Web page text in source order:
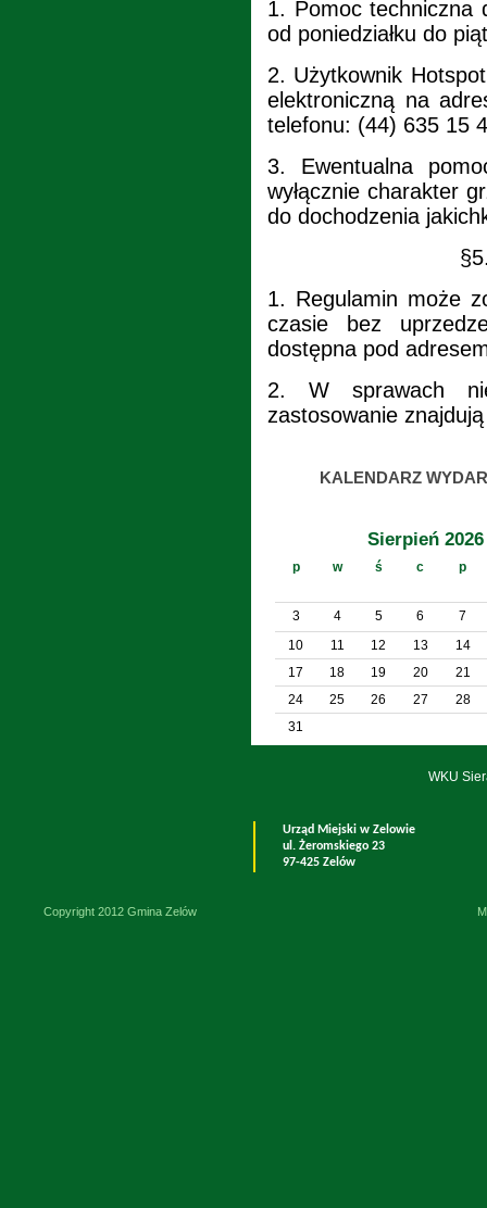
1. Pomoc techniczna
od poniedziałku do
2. Użytkownik
elektroniczną na
telefonu: (44) 635 15
3.
Ewentualna
wyłącznie charakter
do dochodzenia
1. Regulamin może
czasie bez
dostępna pod
2.
W sprawach
zastosowanie
KALENDARZ
Sierpień 2026
p w ś c p
3 4 5 6
7
10
11 12 13
14
17
18 19 20
21
24
25 26 27
28
31
WKU
Urząd Miejski w Zelowie
ul. Żeromskiego 23
97-425 Zelów
Copyright 2012 Gmina Zelów